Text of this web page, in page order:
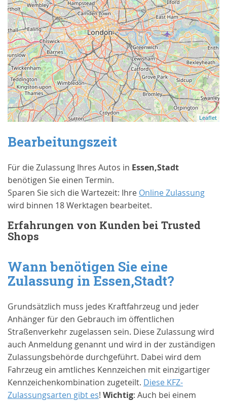
Leaflet
Bearbeitungszeit
Für die Zulassung Ihres Autos in Essen,Stadt
benötigen Sie einen Termin.
Sparen Sie sich die Wartezeit: Ihre Online Zulassung
wird binnen 18 Werktagen bearbeitet.
Erfahrungen von Kunden bei Trusted
Shops
Wann benötigen Sie eine
Zulassung in Essen,Stadt?
Grundsätzlich muss jedes Kraftfahrzeug und jeder
Anhänger für den Gebrauch im öffentlichen
Straßenverkehr zugelassen sein. Diese Zulassung wird
auch Anmeldung genannt und wird in der zuständigen
Zulassungsbehörde durchgeführt. Dabei wird dem
Fahrzeug ein amtliches Kennzeichen mit einzigartiger
Kennzeichenkombination zugeteilt. Diese KFZ-
Zulassungsarten gibt es! Wichtig: Auch bei einem